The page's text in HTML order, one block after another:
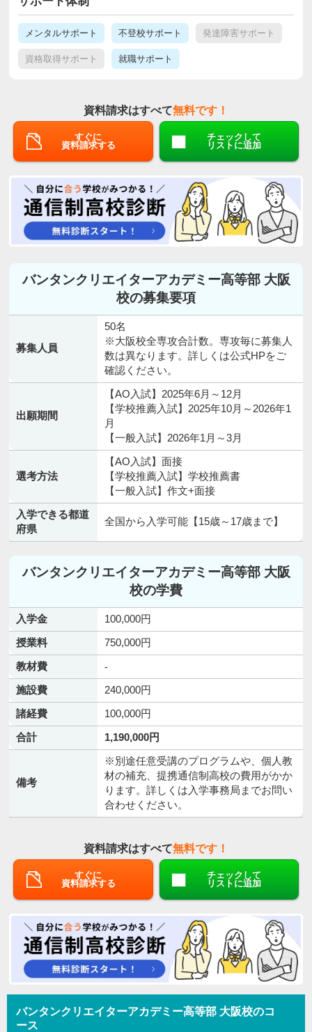
メンタルサポート 不登校サポート 発達障害サポート
資格取得サポート 就職サポート
資料請求はすべて無料です！
すぐに
資料請求する
チェックして
リストに追加
バンタンクリエイターアカデミー高等部 大阪
校の募集要項
募集人員
50名
※大阪校全専攻合計数。専攻毎に募集人
数は異なります。詳しくは公式HPをご
確認ください。
出願期間
【AO入試】2025年6月～12月
【学校推薦入試】2025年10月～2026年1
月
【一般入試】2026年1月～3月
選考方法
【AO入試】面接
【学校推薦入試】学校推薦書
【一般入試】作文+面接
入学できる都道
府県
全国から入学可能【15歳～17歳まで】
バンタンクリエイターアカデミー高等部 大阪
校の学費
入学金
100,000円
授業料
750,000円
教材費
-
施設費
240,000円
諸経費
100,000円
合計
1,190,000円
備考
※別途任意受講のプログラムや、個人教
材の補充、提携通信制高校の費用がかか
ります。詳しくは入学事務局までお問い
合わせください。
資料請求はすべて無料です！
すぐに
資料請求する
チェックして
リストに追加
バンタンクリエイターアカデミー高等部 大阪校のコ
ース